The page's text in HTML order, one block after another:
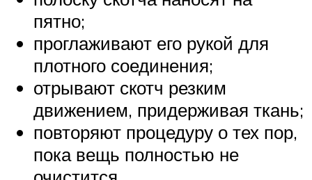
пятно;
проглаживают его рукой для
плотного соединения;
отрывают скотч резким
движением, придерживая ткань;
повторяют процедуру о тех пор,
пока вещь полностью не